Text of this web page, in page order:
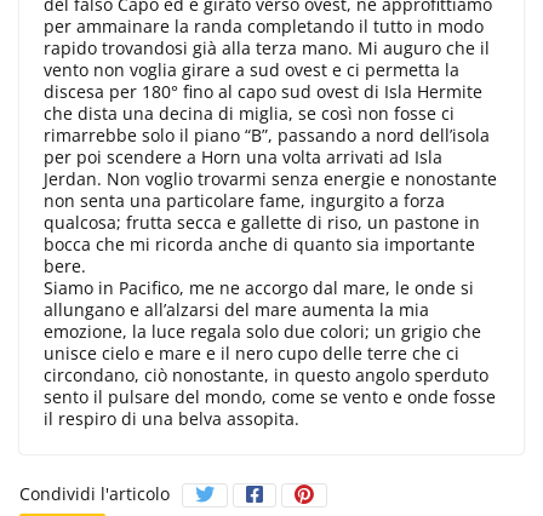
per ammainare la randa completando il tutto in modo
rapido trovandosi già alla terza mano. Mi auguro che il
vento non voglia girare a sud ovest e ci permetta la
discesa per 180° fino al capo sud ovest di Isla Hermite
che dista una decina di miglia, se così non fosse ci
rimarrebbe solo il piano “B”, passando a nord dell’isola
per poi scendere a Horn una volta arrivati ad Isla
Jerdan. Non voglio trovarmi senza energie e nonostante
non senta una particolare fame, ingurgito a forza
qualcosa; frutta secca e gallette di riso, un pastone in
bocca che mi ricorda anche di quanto sia importante
bere.
Siamo in Pacifico, me ne accorgo dal mare, le onde si
allungano e all’alzarsi del mare aumenta la mia
emozione, la luce regala solo due colori; un grigio che
unisce cielo e mare e il nero cupo delle terre che ci
circondano, ciò nonostante, in questo angolo sperduto
sento il pulsare del mondo, come se vento e onde fosse
il respiro di una belva assopita.
Condividi l'articolo